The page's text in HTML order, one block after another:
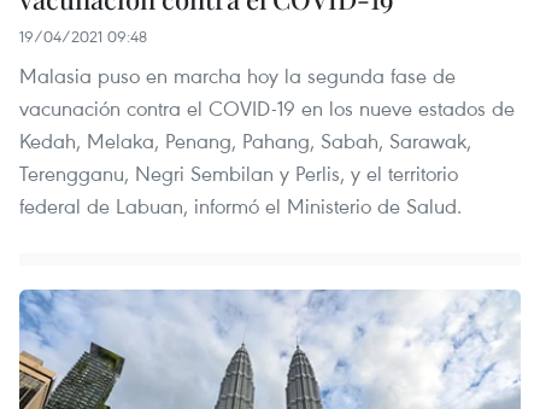
19/04/2021 09:48
Malasia puso en marcha hoy la segunda fase de
vacunación contra el COVID-19 en los nueve estados de
Kedah, Melaka, Penang, Pahang, Sabah, Sarawak,
Terengganu, Negri Sembilan y Perlis, y el territorio
federal de Labuan, informó el Ministerio de Salud.